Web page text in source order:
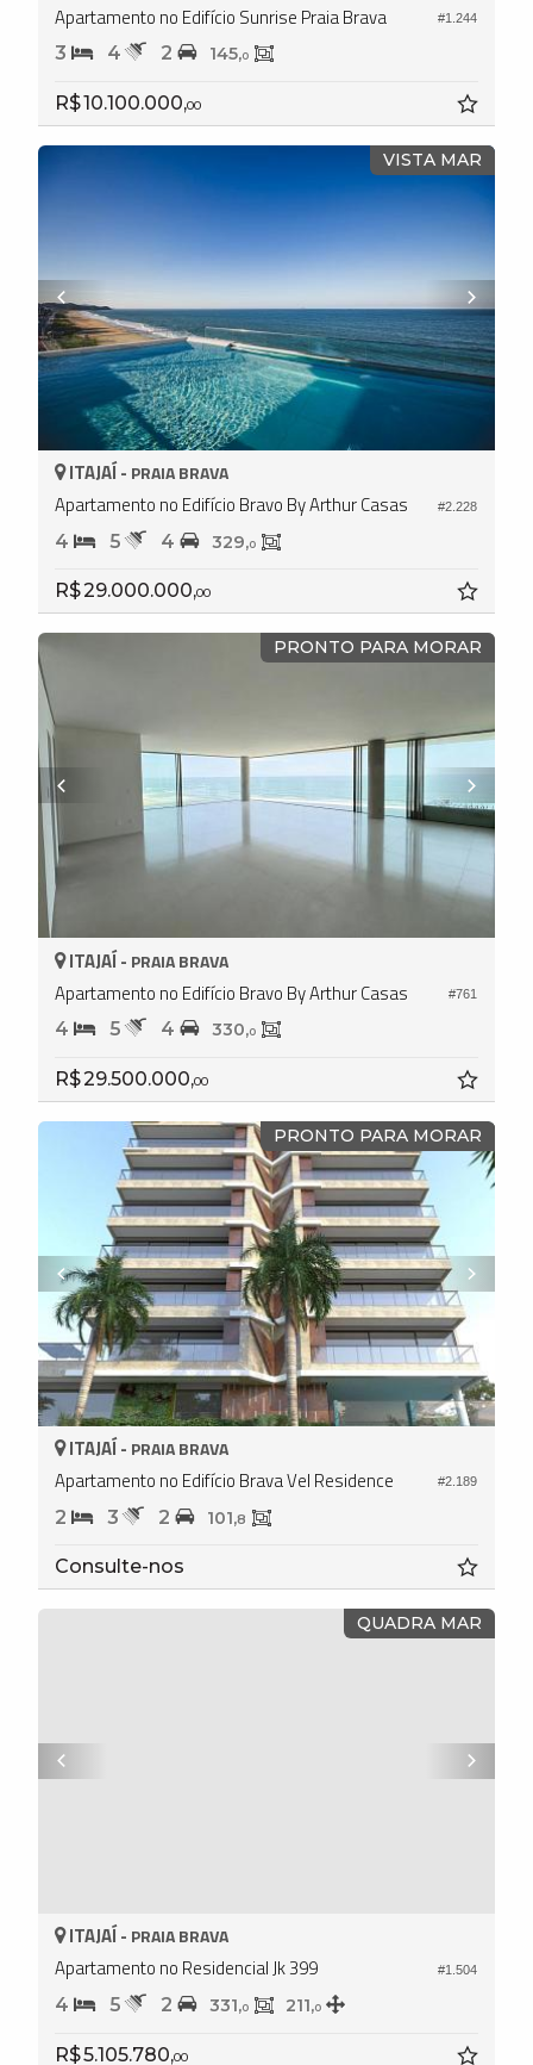
#1.244
Apartamento no Edifício Sunrise Praia Brava
3 4 2 145,0
R$ 10.100.000,00
VISTA MAR
#2.228
ITAJAÍ - PRAIA BRAVA
Apartamento no Edifício Bravo By Arthur Casas
4 5 4 329,0
R$ 29.000.000,00
PRONTO PARA MORAR
#761
ITAJAÍ - PRAIA BRAVA
Apartamento no Edifício Bravo By Arthur Casas
4 5 4 330,0
R$ 29.500.000,00
PRONTO PARA MORAR
#2.189
ITAJAÍ - PRAIA BRAVA
Apartamento no Edifício Brava Vel Residence
2 3 2 101,8
Consulte-nos
QUADRA MAR
#1.504
ITAJAÍ - PRAIA BRAVA
Apartamento no Residencial Jk 399
4 5 2 331,0 211,0
R$ 5.105.780,00